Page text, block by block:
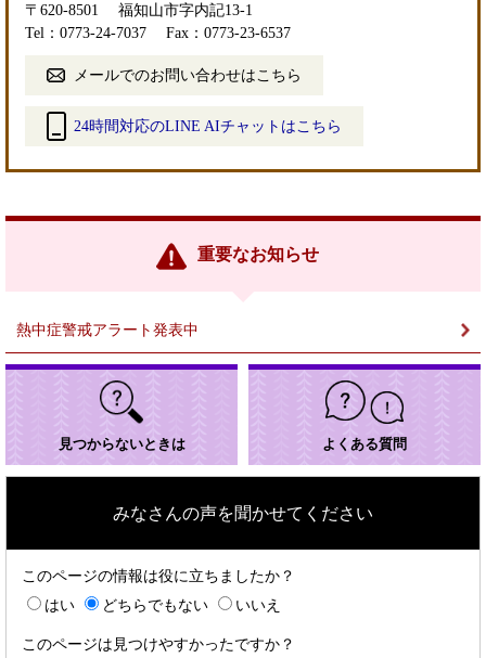
〒620-8501
福知山市字内記13-1
Tel：0773-24-7037
Fax：0773-23-6537
メールでのお問い合わせはこちら
24時間対応のLINE AIチャットはこちら
リ
重要なお知らせ
熱中症警戒アラート発表中
見つからないときは よくある質問
みなさんの声を聞かせてください
このページの情報は役に立ちましたか？
はい
どちらでもない いいえ
このページは見つけやすかったですか？